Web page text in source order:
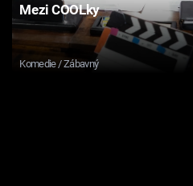
Mezi COOLky
Komedie / Zábavný